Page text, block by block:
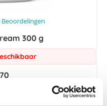
Beoordelingen
300 g